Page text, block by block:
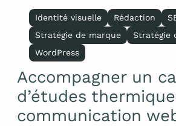
Identité visuelle Rédaction
Stratégie de marque
Stratégie
WordPress
Accompagner un
d’études
communication